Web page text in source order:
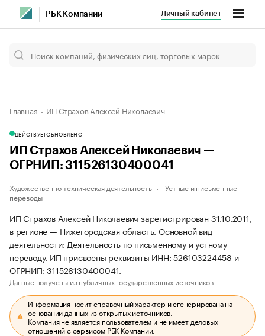
РБК Компании Личный кабинет
Главная ИП Страхов Алексей Николаевич
ДЕЙСТВУЕТОБНОВЛЕНО
ИП Страхов Алексей Николаевич —
ОГРНИП: 311526130400041
Художественно-техническая деятельность
Устные и письменные
переводы
ИП Страхов Алексей Николаевич зарегистрирован 31.10.2011,
в регионе — Нижегородская область. Основной вид
деятельности: Деятельность по письменному и устному
переводу. ИП присвоены реквизиты ИНН: 526103224458 и
ОГРНИП: 311526130400041.
Данные получены из публичных государственных источников.
Информация носит справочный характер и сгенерирована на
основании данных из открытых источников.
Компания не является пользователем и не имеет деловых
отношений с сервисом РБК Компании.